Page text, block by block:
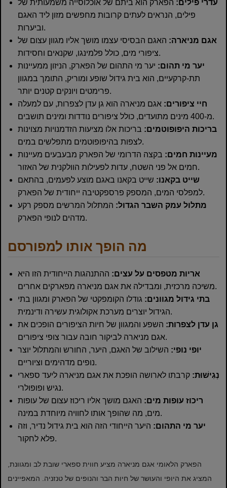
עדרי פילים: הפארק הוא ביתם של אוכלוסייה משמעותית של
פילים, הנראים לעתים קרובות מחפשים מזון ליד האגם
וביערות.
אגם מניארה: האגם הבסיסי עצמו מושך אליו מגוון עצום של
ציפורי מים, כולל פלמינגו, שקנאים וחסידות.
יער מי תהום: יער מי התהום של הפארק, הניזון ממעיינות
תת-קרקעיים, הוא בית גידול שופע ומוריק, התומך במגוון
פרימטים ויונקים קטנים יותר.
חיי ציפורים: אגם מניארה הוא גן עדן לצפרות, עם למעלה
מ-400 מינים מתועדים, כולל ציפורים נודדות ומינים תושבים.
בריכות היפופוטמים: בריכות אלו מציעות הזדמנויות מצוינות
לצפות בהיפופוטמים מתפלשים במים.
מעיינות חמים: בקצה הדרומי של הפארק מבעבעים מעיינות
חמים אל פני השטח, עדות לפעילות הוולקנית של האזור.
שייט בקאנו: שייט בקאנו באגם מוצע לפעמים, בהתאם
למפלסי המים, המספק פרספקטיבה ייחודית של הפארק.
מתלול עמק השבר הגדול: המתלול המרשים מספק רקע
מדהים לנופי הפארק.
מה הופך אותו למפורסם
אריות מטפסים על עצים: ההתנהגות הייחודית הזו היא
משיכה מרכזית, ומבדילה את אגם מניארה מפארקים אחרים.
בתי גידול מגוונים: גודלו הקומפקטי של הפארק ומגוון בתי
הגידול יוצרים מערכת אקולוגית עשירה ודינמית.
גן עדן לצפרות: השפע והמגוון של חיות הציפורים הופכים את
אגם מניארה לביקור חובה עבור צופי ציפורים.
יופי נופי: השילוב של האגם, היער, החורש והמתלול יוצר
נופים מדהימים וציוריים.
נְגִישׁוּת: קרבתו לארושה הופכת את אגם מניארה ליעד ספארי
נגיש ופופולרי.
ריכוז עופות מים: האגם מושך אליו ריכוז עצום של עופות
מים, מה שהופך אותו לחוויה מיוחדת במינה.
יער מי התהום: היער הייחודי הזה הוא בית גידול נדיר, וזה
פלא לחקור.
הפארק הלאומי אגם מניארה מציע חווית ספארי שובת לב ומגוונת,
המציג את היופי והעושר של חיות הבר והנופים של טנזניה. המאפיינים